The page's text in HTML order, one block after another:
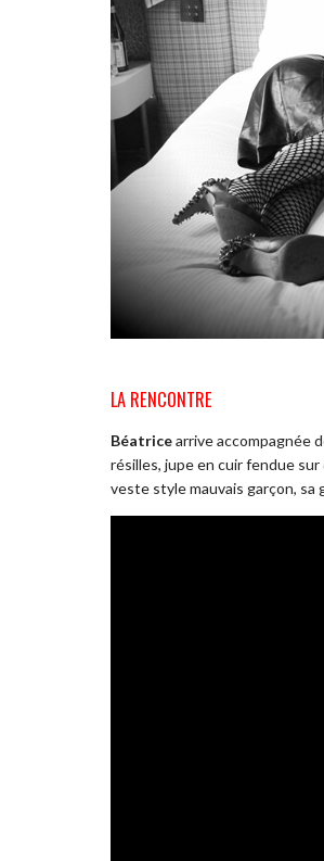
LA RENCONTRE
Béatricearrive accompagnée
résilles, jupe en cuir fendue
veste style mauvais garçon, sa